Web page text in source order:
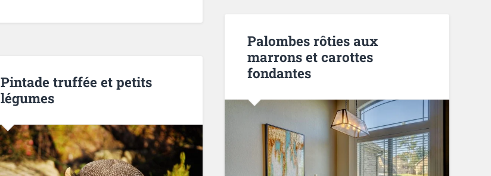
Palombes rôties aux
marrons et carottes
fondantes
Pintade truffée et petits
légumes